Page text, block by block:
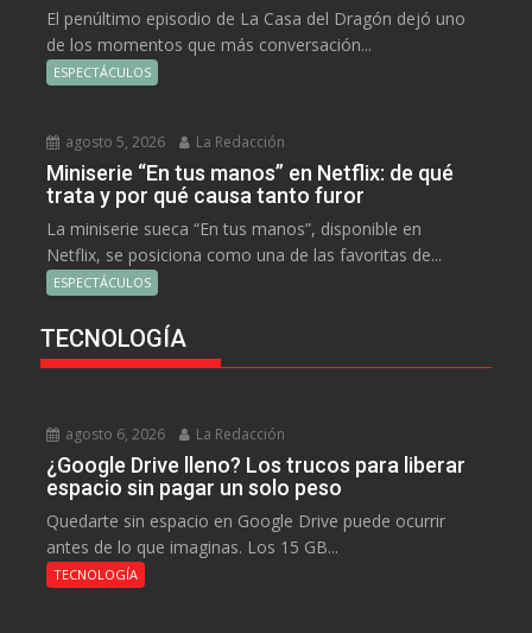
El penúltimo episodio de La Casa del Dragón dejó uno
de los momentos que más conversación...
ESPECTÁCULOS
agosto 5, 2026 La Redacción
Miniserie “En tus manos” en Netflix: de qué
trata y por qué causa tanto furor
La miniserie sueca “En tus manos”, disponible en
Netflix, se posiciona como una de las favoritas de...
ESPECTÁCULOS
TECNOLOGÍA
agosto 6, 2026 La Redacción
¿Google Drive lleno? Los trucos para liberar
espacio sin pagar un solo peso
Quedarte sin espacio en Google Drive puede ocurrir
antes de lo que imaginas. Los 15 GB...
TECNOLOGÍA